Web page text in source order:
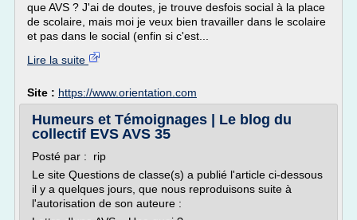
que AVS ? J'ai de doutes, je trouve desfois social à la place
de scolaire, mais moi je veux bien travailler dans le scolaire
et pas dans le social (enfin si c'est...
Lire la suite
Site : https://www.orientation.com
Humeurs et Témoignages | Le blog du
collectif EVS AVS 35
Posté par : rip
Le site Questions de classe(s) a publié l'article ci-dessous
il y a quelques jours, que nous reproduisons suite à
l'autorisation de son auteure :